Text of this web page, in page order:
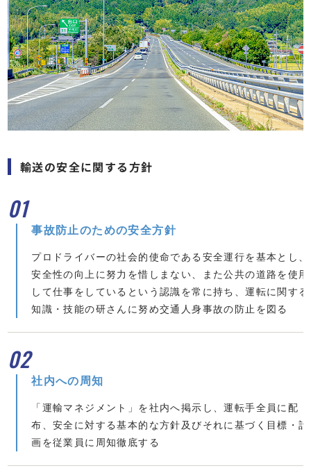
輸送の安全に関する方針
01
事故防止のための安全方針
プロドライバーの社会的使命である安全運行を基本とし、
安全性の向上に努力を惜しまない、また公共の道路を使用
して仕事をしているという認識を常に持ち、運転に関する
知識・技能の研さんに努め交通人身事故の防止を図る
02
社内への周知
「運輸マネジメント」を社内へ掲示し、運転手全員に配
布、安全に対する基本的な方針及びそれに基づく目標・計
画を従業員に周知徹底する